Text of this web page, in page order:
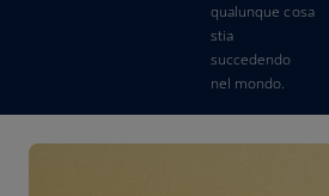
qualunque cosa
stia
succedendo
nel mondo.